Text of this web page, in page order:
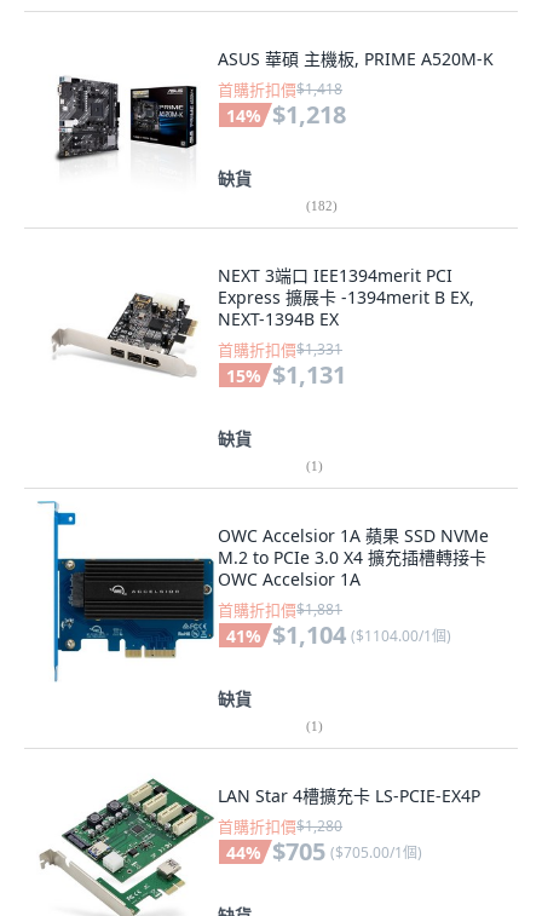
ASUS 華碩 主機板, PRIME A520M-K
首購折扣價$1,418
14% $1,218
缺貨
(182)
NEXT 3端口 IEE1394merit PCI
Express 擴展卡 -1394merit B EX,
NEXT-1394B EX
首購折扣價$1,331
15% $1,131
缺貨
(1)
OWC Accelsior 1A 蘋果 SSD NVMe
M.2 to PCIe 3.0 X4 擴充插槽轉接卡
OWC Accelsior 1A
首購折扣價$1,881
41% $1,104 ($1104.00/1個)
缺貨
(1)
LAN Star 4槽擴充卡 LS-PCIE-EX4P
首購折扣價$1,280
44% $705 ($705.00/1個)